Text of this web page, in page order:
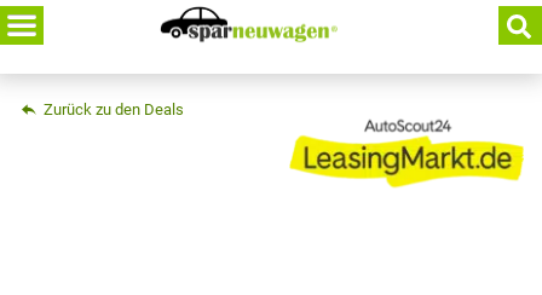
Skip
to
content
Zurück zu den Deals